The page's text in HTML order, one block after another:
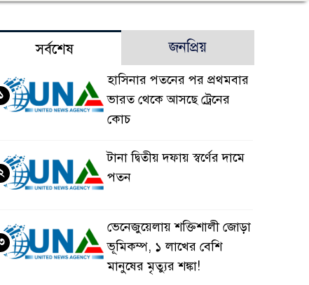
সর্বশেষ জনপ্রিয়
হাসিনার পতনের পর প্রথমবার
ভারত থেকে আসছে ট্রেনের
কোচ
টানা দ্বিতীয় দফায় স্বর্ণের দামে
পতন
ভেনেজুয়েলায় শক্তিশালী জোড়া
ভূমিকম্প, ১ লাখের বেশি
মানুষের মৃত্যুর শঙ্কা!